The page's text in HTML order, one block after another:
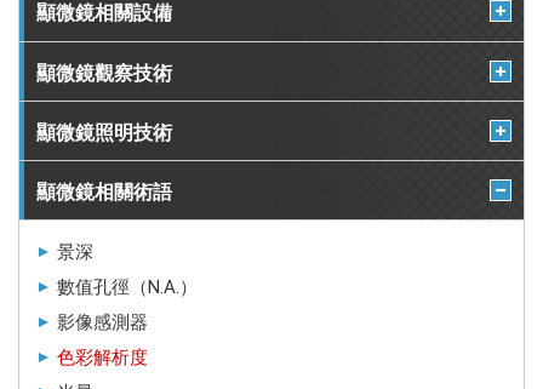
顯微鏡相關設備
顯微鏡觀察技術
顯微鏡照明技術
顯微鏡相關術語
景深
數值孔徑（N.A.）
影像感測器
色彩解析度